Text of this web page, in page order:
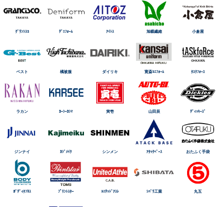
ｸﾞﾗﾝｼｽｺ ﾃﾞﾆﾌｫｰﾑ ｱｲﾄｽ 旭蝶繊維 小倉屋
ベスト 橘被服 ダイリキ 寛斎ﾕﾆﾌｫｰﾑ ﾀｽｸﾌｫｰｽ
ラカン ｶｰｼｰｶｼﾏ 寅壱 山田辰 ﾃﾞｨｯｷｰｽﾞ
ジンナイ ｶｼﾞﾒｲｸ シンメン ｱﾀｯｸﾍﾞｰｽ おたふく手袋
ﾎﾞﾃﾞｨﾀﾌﾈｽ ﾌﾟﾘﾝﾄｽﾀｰ ﾕﾆﾃｯﾄﾞｱｽﾚ ｼﾊﾞﾗ工業 丸五